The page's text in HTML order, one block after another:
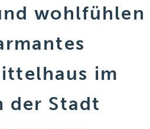
wohlfühlen
im
der Stadt